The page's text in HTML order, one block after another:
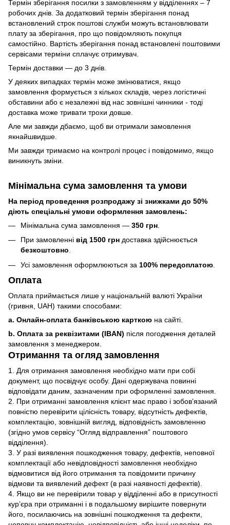
Термін зберігання посилки з замовленням у відділеннях – 7
робочих днів. За додатковий термін зберігання понад
встановлений строк поштові служби можуть встановлювати
плату за зберігання, про що повідомляють покупця
самостійно. Вартість зберігання понад вcтановлені поштовими
сервісами терміни сплачує отримувач.
Термін доставки — до 3 днів.
У деяких випадках термін може змінюватися, якщо
замовлення формується з кількох складів, через логістичні
обставини або є незалежні від нас зовнішні чинники - тоді
доставка може тривати трохи довше.
Але ми завжди дбаємо, щоб ви отримали замовлення
якнайшвидше.
Ми завжди тримаємо на контролі процес і повідомимо, якщо
виникнуть зміни.
Мінімальна сума замовлення та умови
На період проведення розпродажу зі знижками до 50%
діють спеціальні умови оформлення замовлень:
Мінімальна сума замовлення — 350 грн
При замовленні від 1500 грн доставка здійснюється
безкоштовно.
Усі замовлення оформлюються за 100% передоплатою
Оплата
Оплата приймається лише у національній валюті України
(гривня, UAH) такими способами:
a. Онлайн-оплата банківською карткою на сайті.
b. Оплата за реквізитами (IBAN) після погодження деталей
замовлення з менеджером.
Отримання та огляд замовлення
1. Для отримання замовлення необхідно мати при собі
документ, що посвідчує особу. Дані одержувача повинні
відповідати даним, зазначеним при оформленні замовлення.
2. При отриманні замовлення клієнт має право і зобов’язаний
повністю перевірити цілісність товару, відсутність дефектів,
комплектацію, зовнішній вигляд, відповідність замовленню
(згідно умов сервісу “Огляд відправлення” поштового
відділення).
3. У разі виявлення пошкодження товару, дефектів, неповної
комплектації або невідповідності замовлення необхідно
відмовитися від його отримання та повідомити причину
відмови та виявлений дефект (в разі наявності дефектів).
4. Якщо ви не перевірили товар у відділенні або в присутності
кур’єра при отриманні і в подальшому вирішите повернути
його, посилаючись на зовнішні пошкодження та дефекти,